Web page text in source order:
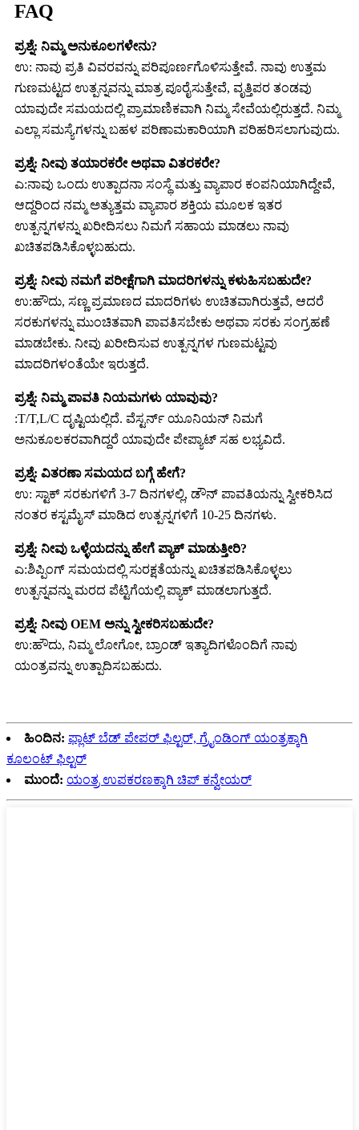
FAQ
ಪ್ರಶ್ನೆ: ನಿಮ್ಮ ಅನುಕೂಲಗಳೇನು?
ಉ: ನಾವು ಪ್ರತಿ ವಿವರವನ್ನು ಪರಿಪೂರ್ಣಗೊಳಿಸುತ್ತೇವೆ. ನಾವು ಉತ್ತಮ
ಗುಣಮಟ್ಟದ ಉತ್ಪನ್ನವನ್ನು ಮಾತ್ರ ಪೂರೈಸುತ್ತೇವೆ, ವೃತ್ತಿಪರ ತಂಡವು
ಯಾವುದೇ ಸಮಯದಲ್ಲಿ ಪ್ರಾಮಾಣಿಕವಾಗಿ ನಿಮ್ಮ ಸೇವೆಯಲ್ಲಿರುತ್ತದೆ. ನಿಮ್ಮ
ಎಲ್ಲಾ ಸಮಸ್ಯೆಗಳನ್ನು ಬಹಳ ಪರಿಣಾಮಕಾರಿಯಾಗಿ ಪರಿಹರಿಸಲಾಗುವುದು.
ಪ್ರಶ್ನೆ: ನೀವು ತಯಾರಕರೇ ಅಥವಾ ವಿತರಕರೇ?
ಎ:ನಾವು ಒಂದು ಉತ್ಪಾದನಾ ಸಂಸ್ಥೆ ಮತ್ತು ವ್ಯಾಪಾರ ಕಂಪನಿಯಾಗಿದ್ದೇವೆ,
ಆದ್ದರಿಂದ ನಮ್ಮ ಅತ್ಯುತ್ತಮ ವ್ಯಾಪಾರ ಶಕ್ತಿಯ ಮೂಲಕ ಇತರ
ಉತ್ಪನ್ನಗಳನ್ನು ಖರೀದಿಸಲು ನಿಮಗೆ ಸಹಾಯ ಮಾಡಲು ನಾವು
ಖಚಿತಪಡಿಸಿಕೊಳ್ಳಬಹುದು.
ಪ್ರಶ್ನೆ: ನೀವು ನಮಗೆ ಪರೀಕ್ಷೆಗಾಗಿ ಮಾದರಿಗಳನ್ನು ಕಳುಹಿಸಬಹುದೇ?
ಉ:ಹೌದು, ಸಣ್ಣ ಪ್ರಮಾಣದ ಮಾದರಿಗಳು ಉಚಿತವಾಗಿರುತ್ತವೆ, ಆದರೆ
ಸರಕುಗಳನ್ನು ಮುಂಚಿತವಾಗಿ ಪಾವತಿಸಬೇಕು ಅಥವಾ ಸರಕು ಸಂಗ್ರಹಣೆ
ಮಾಡಬೇಕು. ನೀವು ಖರೀದಿಸುವ ಉತ್ಪನ್ನಗಳ ಗುಣಮಟ್ಟವು
ಮಾದರಿಗಳಂತೆಯೇ ಇರುತ್ತದೆ.
ಪ್ರಶ್ನೆ: ನಿಮ್ಮ ಪಾವತಿ ನಿಯಮಗಳು ಯಾವುವು?
:T/T,L/C ದೃಷ್ಟಿಯಲ್ಲಿದೆ. ವೆಸ್ಟರ್ನ್ ಯೂನಿಯನ್ ನಿಮಗೆ
ಅನುಕೂಲಕರವಾಗಿದ್ದರೆ ಯಾವುದೇ ಪೇಪ್ಯಾಟ್ ಸಹ ಲಭ್ಯವಿದೆ.
ಪ್ರಶ್ನೆ: ವಿತರಣಾ ಸಮಯದ ಬಗ್ಗೆ ಹೇಗೆ?
ಉ: ಸ್ಟಾಕ್ ಸರಕುಗಳಿಗೆ 3-7 ದಿನಗಳಲ್ಲಿ, ಡೌನ್ ಪಾವತಿಯನ್ನು ಸ್ವೀಕರಿಸಿದ
ನಂತರ ಕಸ್ಟಮೈಸ್ ಮಾಡಿದ ಉತ್ಪನ್ನಗಳಿಗೆ 10-25 ದಿನಗಳು.
ಪ್ರಶ್ನೆ: ನೀವು ಒಳ್ಳೆಯದನ್ನು ಹೇಗೆ ಪ್ಯಾಕ್ ಮಾಡುತ್ತೀರಿ?
ಎ:ಶಿಪ್ಪಿಂಗ್ ಸಮಯದಲ್ಲಿ ಸುರಕ್ಷತೆಯನ್ನು ಖಚಿತಪಡಿಸಿಕೊಳ್ಳಲು
ಉತ್ಪನ್ನವನ್ನು ಮರದ ಪೆಟ್ಟಿಗೆಯಲ್ಲಿ ಪ್ಯಾಕ್ ಮಾಡಲಾಗುತ್ತದೆ.
ಪ್ರಶ್ನೆ: ನೀವು OEM ಅನ್ನು ಸ್ವೀಕರಿಸಬಹುದೇ?
ಉ:ಹೌದು, ನಿಮ್ಮ ಲೋಗೋ, ಬ್ರಾಂಡ್ ಇತ್ಯಾದಿಗಳೊಂದಿಗೆ ನಾವು
ಯಂತ್ರವನ್ನು ಉತ್ಪಾದಿಸಬಹುದು.
ಹಿಂದಿನ: ಫ್ಲಾಟ್ ಬೆಡ್ ಪೇಪರ್ ಫಿಲ್ಟರ್, ಗ್ರೈಂಡಿಂಗ್ ಯಂತ್ರಕ್ಕಾಗಿ
ಕೂಲಂಟ್ ಫಿಲ್ಟರ್
ಮುಂದೆ: ಯಂತ್ರ ಉಪಕರಣಕ್ಕಾಗಿ ಚಿಪ್ ಕನ್ವೇಯರ್